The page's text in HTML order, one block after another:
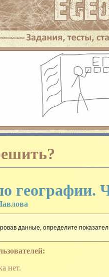
успешно сдать ЕГЭ – то вы
прохождение тестов ЕГЭ
определенного типа или на
проведения ЕГЭ и многое
географии.
данные, определите
нет.